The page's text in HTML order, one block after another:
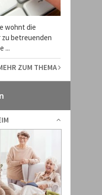
wohnt die
zu betreuenden
...
ZUM THEMA